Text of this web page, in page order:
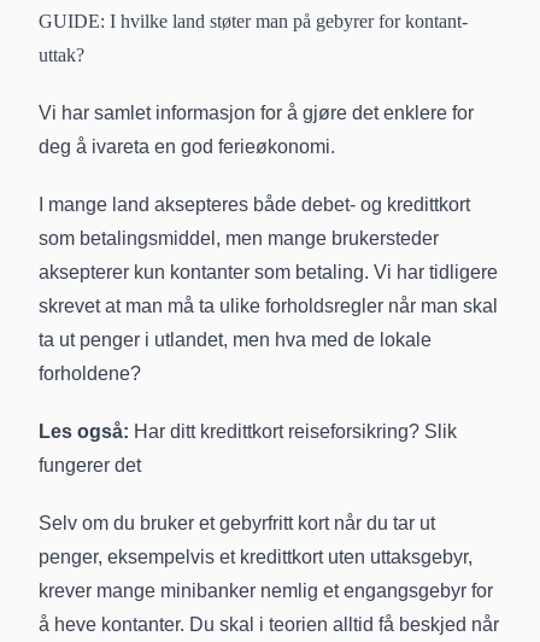
GUIDE: I hvilke land støter man på gebyrer for kontant­
uttak?
Vi har samlet informasjon for å gjøre det enklere for
deg å ivareta en god ferieøkonomi.
I mange land aksepteres både debet- og kredittkort
som betalingsmiddel, men mange brukersteder
aksepterer kun kontanter som betaling. Vi har tidligere
skrevet at man må ta ulike forholdsregler når man skal
ta ut penger i utlandet, men hva med de lokale
forholdene?
Les også: Har ditt kredittkort reiseforsikring? Slik
fungerer det
Selv om du bruker et gebyrfritt kort når du tar ut
penger, eksempelvis et kredittkort uten uttaksgebyr,
krever mange minibanker nemlig et engangsgebyr for
å heve kontanter. Du skal i teorien alltid få beskjed når